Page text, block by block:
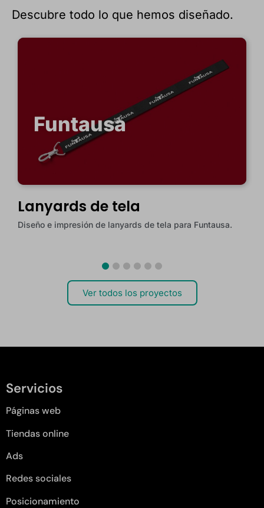
Descubre todo lo que hemos diseñado.
tela
de lanyards de tela para Funtausa.
Stand con NFC y QR
Ver todos los proyectos
Servicios
Páginas web
Tiendas online
Ads
Redes sociales
Posicionamiento